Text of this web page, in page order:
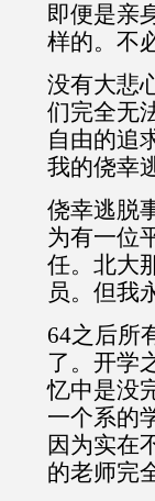
即便是亲
样的。不
没有大悲
们完全无
自由的追
我的侥幸
侥幸逃脱
为有一位
任。北大
员。但我
64之后所
了。开学
忆中是没
一个系的
因为实在
的老师完